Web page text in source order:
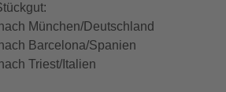
München/Deutschland
Barcelona/Spanien
Triest/Italien